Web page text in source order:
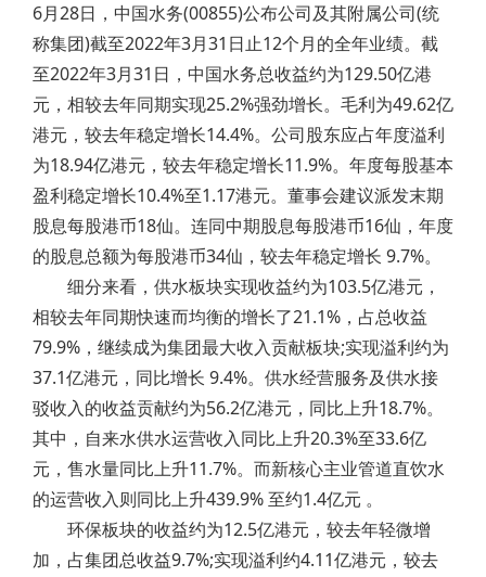
6月28日，中国水务(00855)公布公司及其附属公司(统
称集团)截至2022年3月31日止12个月的全年业绩。截
至2022年3月31日，中国水务总收益约为129.50亿港
元，相较去年同期实现25.2%强劲增长。毛利为49.62亿
港元，较去年稳定增长14.4%。公司股东应占年度溢利
为18.94亿港元，较去年稳定增长11.9%。年度每股基本
盈利稳定增长10.4%至1.17港元。董事会建议派发末期
股息每股港币18仙。连同中期股息每股港币16仙，年度
的股息总额为每股港币34仙，较去年稳定增长 9.7%。
细分来看，供水板块实现收益约为103.5亿港元，
相较去年同期快速而均衡的增长了21.1%，占总收益
79.9%，继续成为集团最大收入贡献板块;实现溢利约为
37.1亿港元，同比增长 9.4%。供水经营服务及供水接
驳收入的收益贡献约为56.2亿港元，同比上升18.7%。
其中，自来水供水运营收入同比上升20.3%至33.6亿
元，售水量同比上升11.7%。而新核心主业管道直饮水
的运营收入则同比上升439.9% 至约1.4亿元 。
环保板块的收益约为12.5亿港元，较去年轻微增
加，占集团总收益9.7%;实现溢利约4.11亿港元，较去